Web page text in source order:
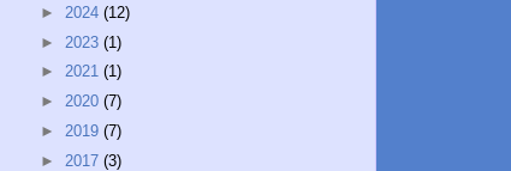
► 2024 (12)
► 2023 (1)
► 2021 (1)
► 2020 (7)
► 2019 (7)
► 2017 (3)